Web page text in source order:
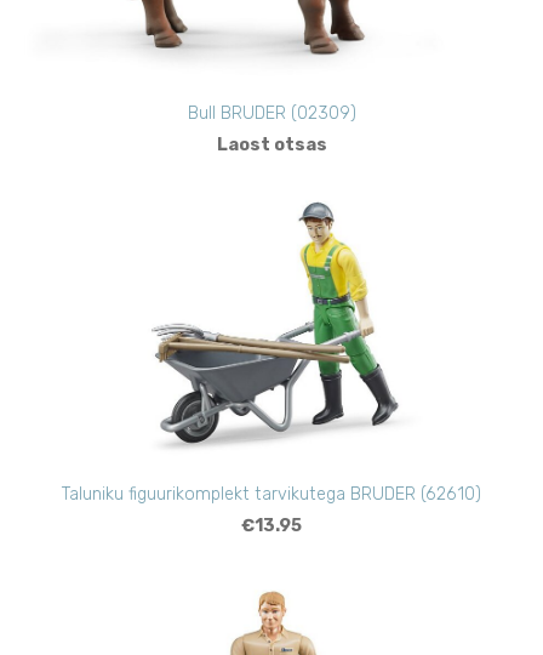
Bull BRUDER (02309)
Laost otsas
Taluniku figuurikomplekt tarvikutega BRUDER (62610)
€13.95